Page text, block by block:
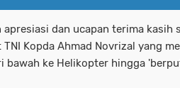
dan ucapan terima kasih
Kopda Ahmad Novrizal yang
bawah ke Helikopter hingga